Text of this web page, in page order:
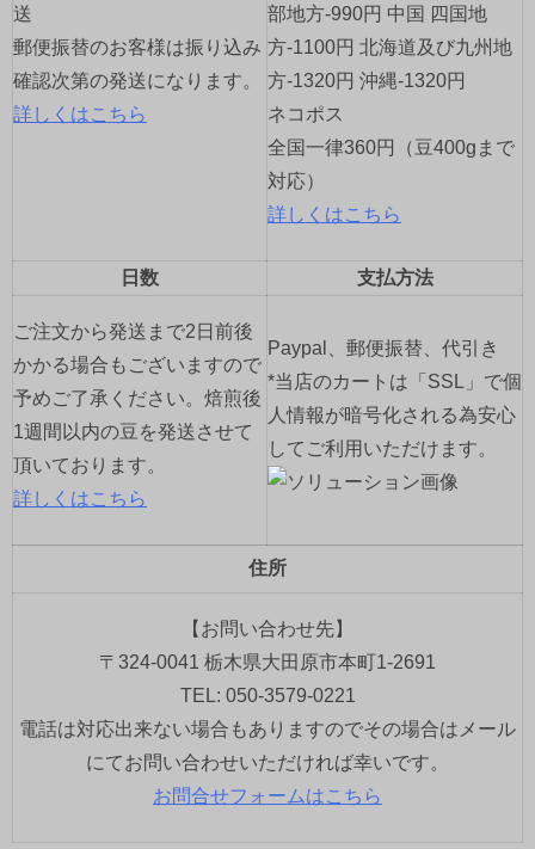
ン
送
郵便振替のお客様は振り込み
確認次第の発送になります。
詳しくはこちら
部地方-990円 中国 四国地
方-1100円 北海道及び九州地
方-1320円 沖縄-1320円
ネコポス
全国一律360円（豆400gまで
対応）
詳しくはこちら
日数 支払方法
ご注文から発送まで2日前後
かかる場合もございますので
予めご了承ください。焙煎後
1週間以内の豆を発送させて
頂いております。
詳しくはこちら
Paypal、郵便振替、代引き
*当店のカートは「SSL」で個
人情報が暗号化される為安心
してご利用いただけます。
住所
【お問い合わせ先】
〒324-0041 栃木県大田原市本町1-2691
TEL: 050-3579-0221
電話は対応出来ない場合もありますのでその場合はメール
にてお問い合わせいただければ幸いです。
お問合せフォームはこちら